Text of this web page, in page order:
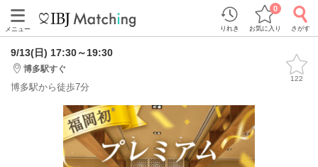
メニュー りれき お気に入り
0
さがす
9/13(日) 17:30～19:30
博多駅すぐ
博多駅から徒歩7分
122